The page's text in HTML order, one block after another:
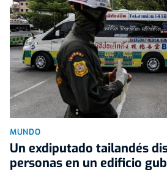
MUNDO
Un exdiputado tailandés
personas en un edificio